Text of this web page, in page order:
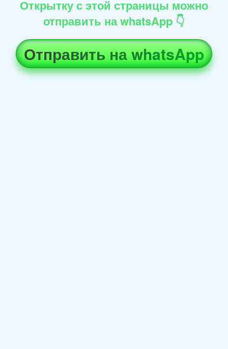
Открытку с этой страницы можно
отправить на whatsApp 👇
Отправить на whatsApp